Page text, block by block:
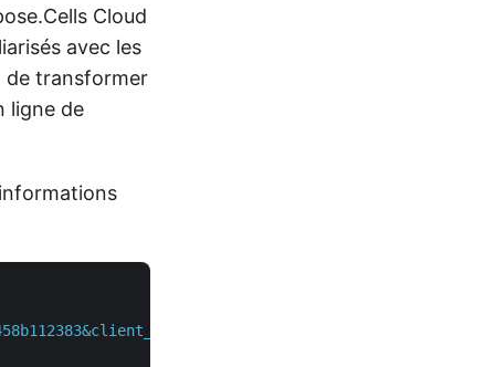
Cloud
avec les
de transformer
ligne de